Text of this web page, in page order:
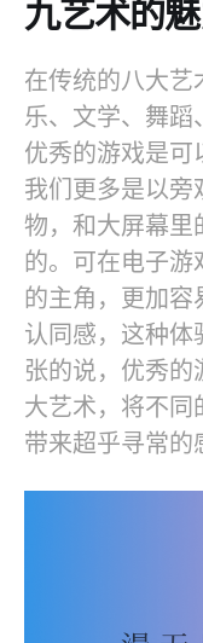
九艺术的
在传统的八大艺
乐、文学、舞蹈
优秀的游戏是
我们更多是以旁
物，和大屏幕里
的。可在电子游
的主角，更加容
认同感，这种体
张的说，优秀
大艺术，将不同
带来超乎寻常的